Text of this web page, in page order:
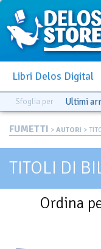
Libri Delos Digital
Sfoglia per Ultimi
FUMETTI > AUTORI >
TITOLI DI
Ordina